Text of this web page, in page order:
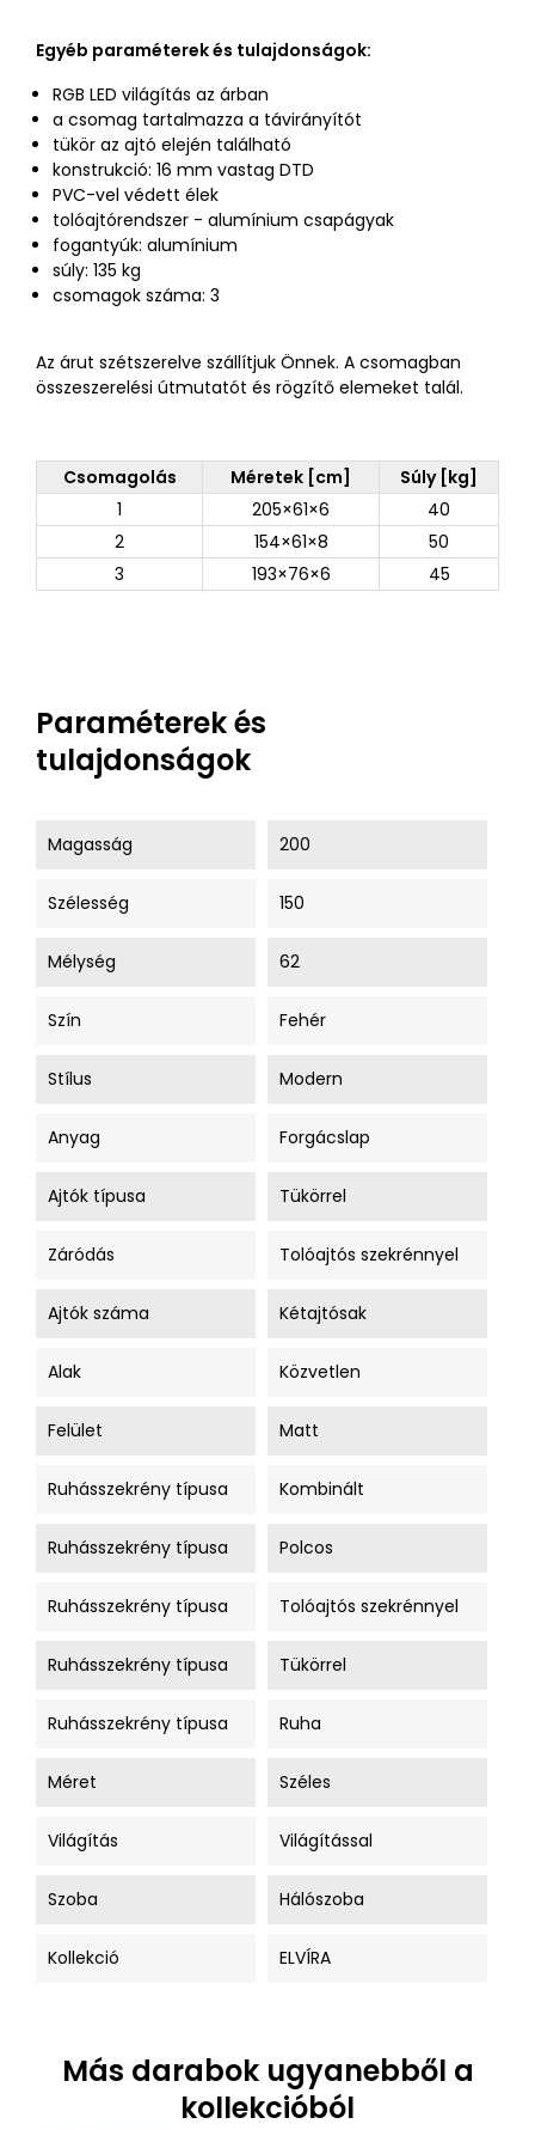
Egyéb paraméterek és tulajdonságok:
RGB LED világítás az árban
a csomag tartalmazza a távirányítót
tükör az ajtó elején található
konstrukció: 16 mm vastag DTD
PVC-vel védett élek
tolóajtórendszer - alumínium csapágyak
fogantyúk: alumínium
súly: 135 kg
csomagok száma: 3
Az árut szétszerelve szállítjuk Önnek. A csomagban
összeszerelési útmutatót és rögzítő elemeket talál.
Csomagolás Méretek [cm]
Súly [kg]
1
205×61×6
40
2
154×61×8
50
3
193×76×6 45
Paraméterek és
tulajdonságok
Magasság 200
Szélesség 150
Mélység 62
Szín Fehér
Stílus Modern
Anyag Forgácslap
Ajtók típusa Tükörrel
Záródás Tolóajtós szekrénnyel
Ajtók száma Kétajtósak
Alak Közvetlen
Felület Matt
Ruhásszekrény típusa Kombinált
Ruhásszekrény típusa Polcos
Ruhásszekrény típusa Tolóajtós szekrénnyel
Ruhásszekrény típusa Tükörrel
Ruhásszekrény típusa Ruha
Méret Széles
Világítás Világítással
Szoba Hálószoba
Kollekció ELVÍRA
Más darabok ugyanebből a
kollekcióból